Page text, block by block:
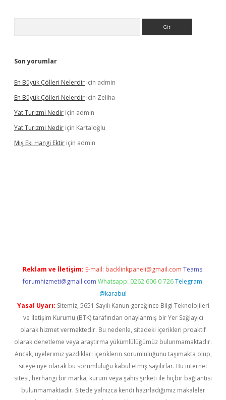
Son yorumlar
En Büyük Çölleri Nelerdir için admin
En Büyük Çölleri Nelerdir için Zeliha
Yat Turizmi Nedir için admin
Yat Turizmi Nedir için Kartaloğlu
Miş Eki Hangi Ektir için admin
Reklam ve İletişim: E-mail: backlinkpaneli@gmail.com Teams:
forumhizmeti@gmail.com Whatsapp: 0262 606 0 726 Telegram:
@karabul
Yasal Uyarı: Sitemiz, 5651 Sayılı Kanun gereğince Bilgi Teknolojileri
ve İletişim Kurumu (BTK) tarafından onaylanmış bir Yer Sağlayıcı
olarak hizmet vermektedir. Bu nedenle, sitedeki içerikleri proaktif
olarak denetleme veya araştırma yükümlülüğümüz bulunmamaktadır.
Ancak, üyelerimiz yazdıkları içeriklerin sorumluluğunu taşımakta olup,
siteye üye olarak bu sorumluluğu kabul etmiş sayılırlar. Bu internet
sitesi, herhangi bir marka, kurum veya şahıs şirketi ile hiçbir bağlantısı
bulunmamaktadır. Sitede yalnızca kendi hazırladığımız makaleler